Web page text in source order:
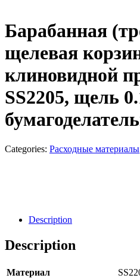
Барабанная
щелевая
клиновидной
SS2205, щель
Categories: Расходные материалы
Description
Description
Материал